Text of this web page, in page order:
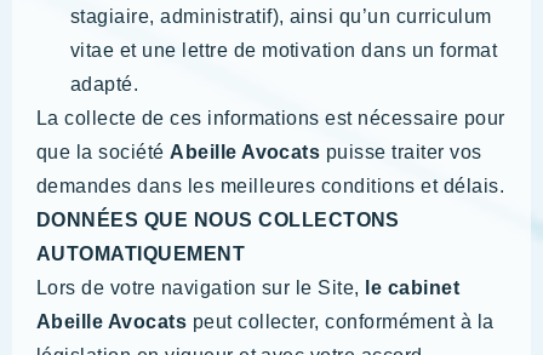
stagiaire, administratif), ainsi qu’un curriculum
vitae et une lettre de motivation dans un format
adapté.
La collecte de ces informations est nécessaire pour
que la société Abeille Avocats puisse traiter vos
demandes dans les meilleures conditions et délais.
DONNÉES QUE NOUS COLLECTONS
AUTOMATIQUEMENT
Lors de votre navigation sur le Site,
le cabinet
Abeille Avocats peut collecter, conformément à la